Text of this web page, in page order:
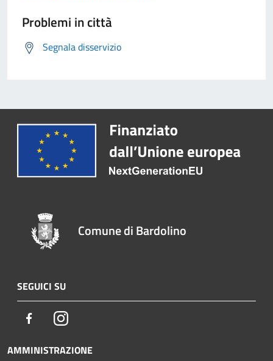
Problemi in città
Segnala disservizio
Comune di Bardolino
SEGUICI SU
FacebookInstagram
AMMINISTRAZIONE